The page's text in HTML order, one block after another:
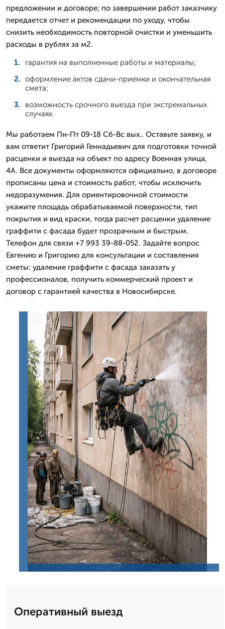
предложении и договоре; по завершении работ заказчику
передается отчет и рекомендации по уходу, чтобы
снизить необходимость повторной очистки и уменьшить
расходы в рублях за м2.
гарантия на выполненные работы и материалы;
оформление актов сдачи-приемки и окончательная
смета;
возможность срочного выезда при экстремальных
случаях.
Мы работаем Пн-Пт 09-18 Сб-Вс вых.. Оставьте заявку, и
вам ответит Григорий Геннадьевич для подготовки точной
расценки и выезда на объект по адресу Военная улица,
4А. Все документы оформляются официально, в договоре
прописаны цена и стоимость работ, чтобы исключить
недоразумения. Для ориентировочной стоимости
укажите площадь обрабатываемой поверхности, тип
покрытия и вид краски, тогда расчет расценки удаление
граффити с фасада будет прозрачным и быстрым.
Телефон для связи +7 993 39-88-052. Задайте вопрос
Евгению и Григорию для консультации и составления
сметы: удаление граффити с фасада заказать у
профессионалов, получить коммерческий проект и
договор с гарантией качества в Новосибирске.
Оперативный выезд